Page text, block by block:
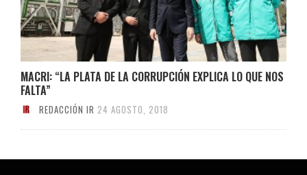
MACRI: “LA PLATA DE LA CORRUPCIÓN EXPLICA LO QUE NOS
FALTA”
REDACCIÓN IR 24 AGOSTO, 2018